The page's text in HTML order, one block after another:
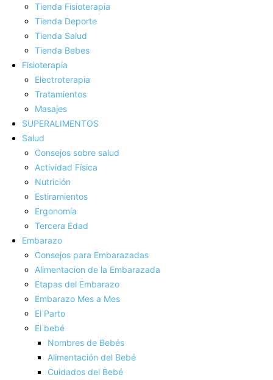
Tienda Fisioterapia
Tienda Deporte
Tienda Salud
Tienda Bebes
Fisioterapia
Electroterapia
Tratamientos
Masajes
SUPERALIMENTOS
Salud
Consejos sobre salud
Actividad Fí­sica
Nutrición
Estiramientos
Ergonomí­a
Tercera Edad
Embarazo
Consejos para Embarazadas
Alimentacion de la Embarazada
Etapas del Embarazo
Embarazo Mes a Mes
El Parto
El bebé
Nombres de Bebés
Alimentación del Bebé
Cuidados del Bebé